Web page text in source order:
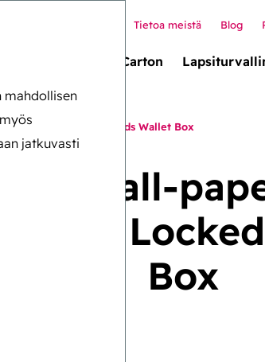
mahdollisen
jatkuvasti
Carton
Tietoa meistä Blog
Locked4Kids Wallet Box
all-
Box